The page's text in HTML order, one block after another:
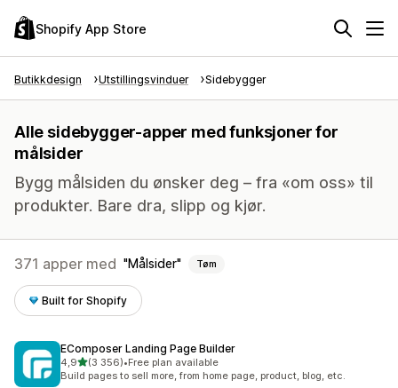
Shopify App Store
Butikkdesign Utstillingsvinduer Sidebygger
Alle sidebygger-apper med funksjoner for
målsider
Bygg målsiden du ønsker deg – fra «om oss» til
produkter. Bare dra, slipp og kjør.
371 apper med Målsider Tøm
Built for Shopify
EComposer Landing Page Builder
4,9av 5 stjerner
(3 356)
Totalt 3356 omtaler
•Free plan available
Build pages to sell more, from home page, product, blog, etc.